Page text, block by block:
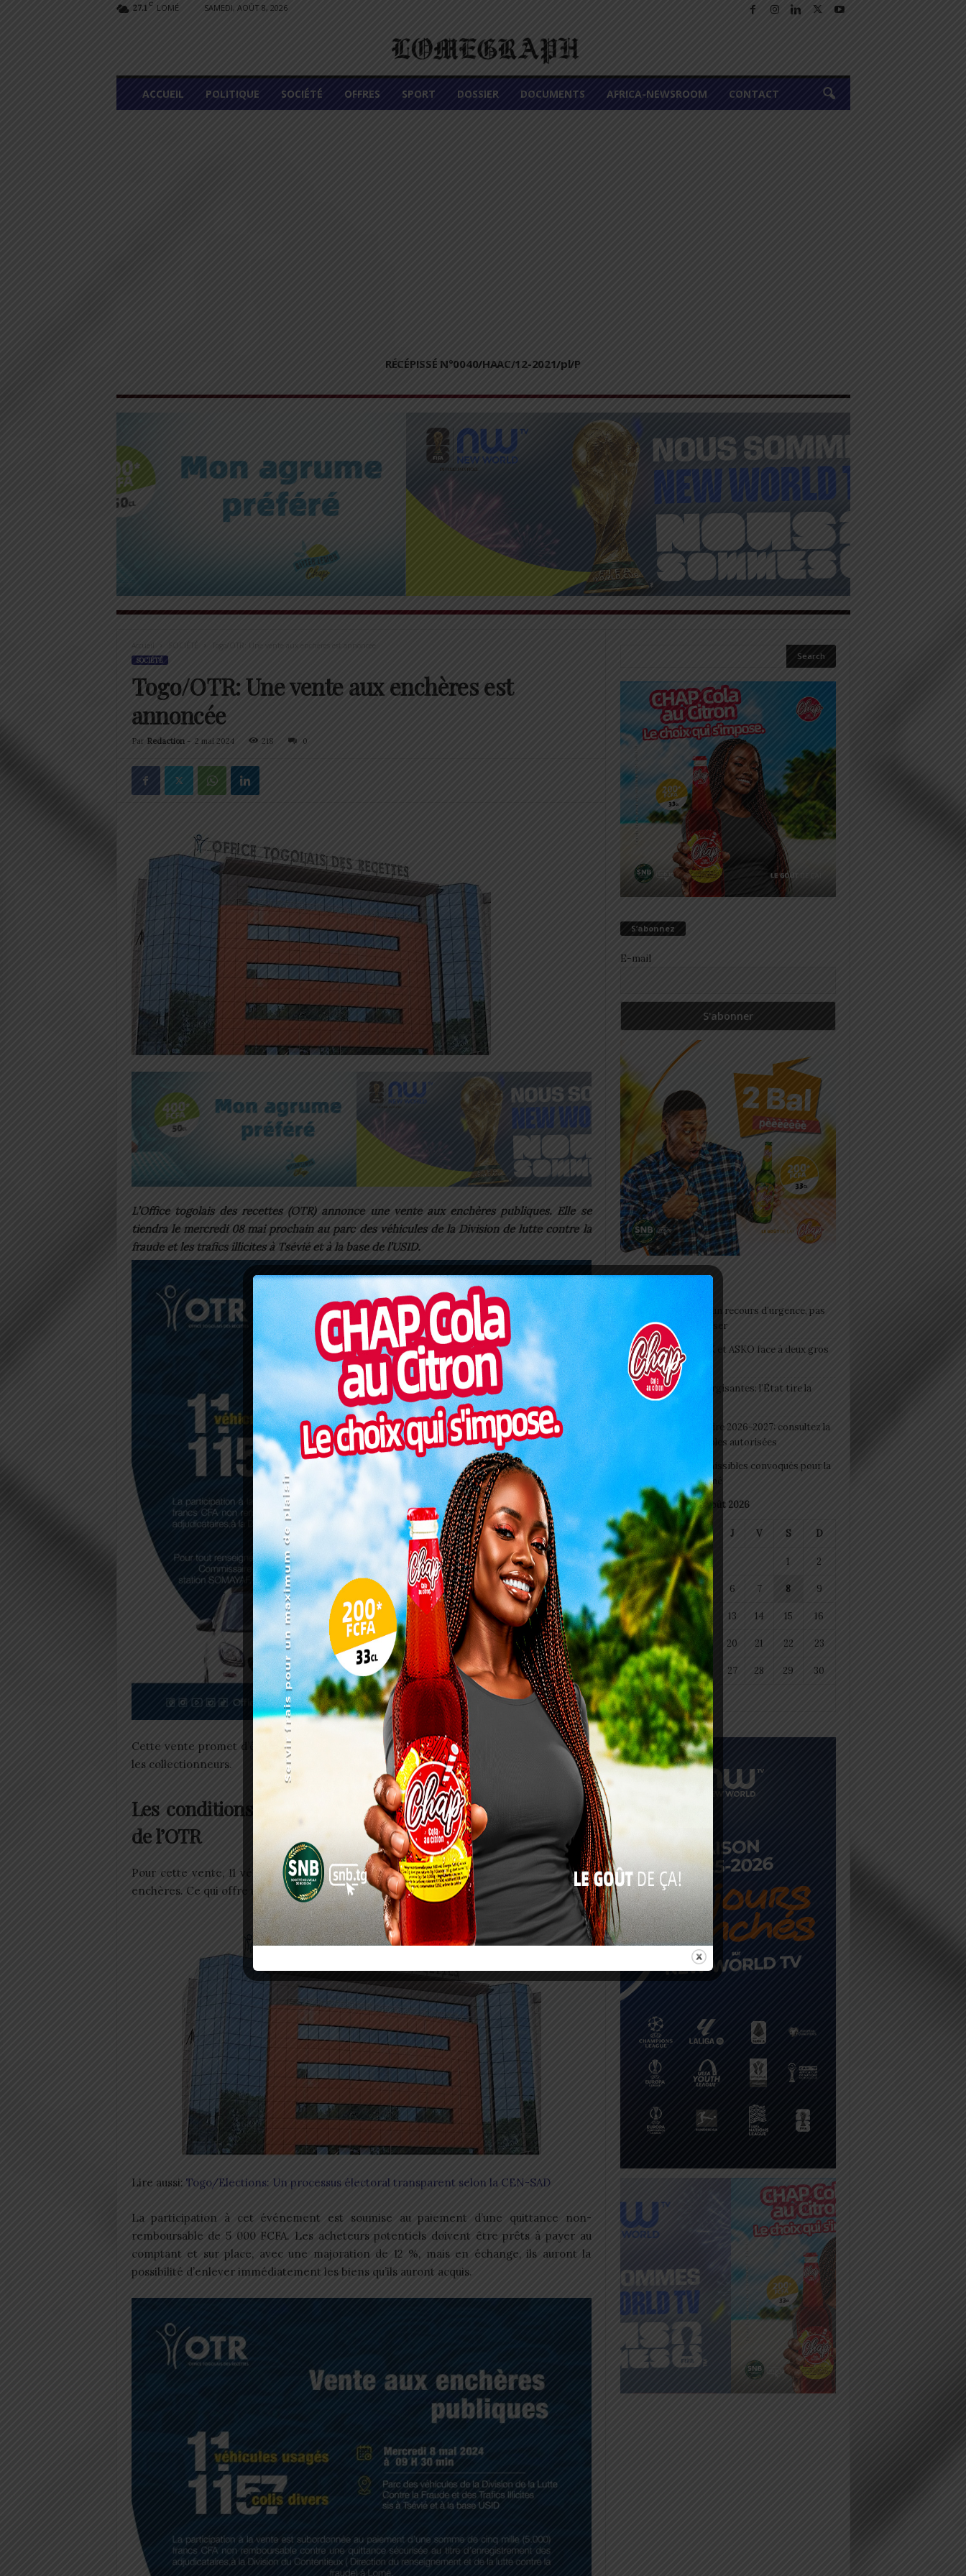
27.1 C LOMÉ SAMEDI, AOÛT 8, 2026
L
M
ACCUEIL POLITIQUE SOCIÉTÉ OFFRES SPORT DOSSIER DOCUMENTS AFRICA-NEWSROOM CONTACT
RÉCÉPISSÉ N°0040/HAAC/12-2021/pl/P
Accueil Togo/OTR: Une vente aux enchères est annoncée
SOCIÉTÉ
Togo/OTR: Une vente aux enchères est
annoncée
Par Redaction- 2 mai 2024 218 0
L’Office togolais des recettes (OTR) annonce une vente aux enchères publiques. Elle se
tiendra le mercredi 08 mai prochain au parc des véhicules de la Division de lutte contre la
fraude et les trafics illicites à Tsévié et à la base de l’USID.
Cette vente promet d’être une occasion en or pour les amateurs de bonnes affaires et
les collectionneurs.
Les conditions pour participer à la vente aux enchères
de l’OTR
Pour cette vente, 11 véhicules usagés et pas moins de 1 157 colis divers seront mis aux
enchères. Ce qui offre une variété de choix pour tous les goûts et tous les besoins.
Lire aussi: Togo/Elections: Un processus électoral transparent selon la CEN-SAD
La participation à cet événement est soumise au paiement d’une quittance non-
remboursable de 5 000 FCFA. Les acheteurs potentiels doivent être prêts à payer au
comptant et sur place, avec une majoration de 12 %, mais en échange, ils auront la
possibilité d’enlever immédiatement les biens qu’ils auront acquis.
S’abonnez
E-mail
Articles récents
Pilule du lendemain : un recours d’urgence, pas
une habitude à banaliser
Interclubs CAF: ASCK et ASKO face à deux gros
morceaux
Togo/ Boissons énergisantes: l’État tire la
sonnette d’alarme
Togo/ Rentrée scolaire 2026-2027: consultez la
liste officielle des écoles autorisées
ESSAL 2026 : les admissibles convoqués pour la
visite médicale à Lomé
août 2026
L M M J V S D
1 2
3 4 5 6 7 8 9
10 11 12 13 14 15 16
17 18 20 21 22 23
24 25 26 27 28 29 30
31
« Juil